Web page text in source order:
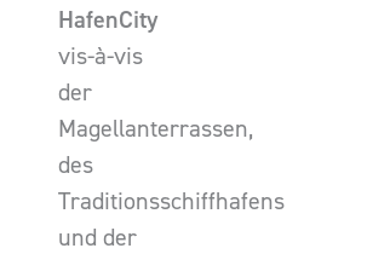
HafenCity
vis-à-vis
der
Magellanterrassen,
des
Traditionsschiffhafens
und der